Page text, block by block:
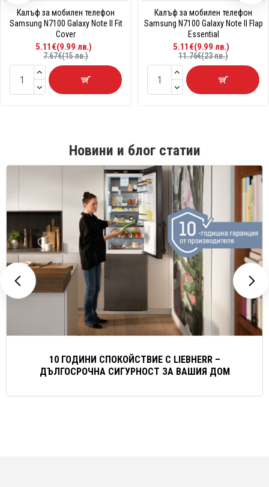
Калъф за мобилен телефон
Samsung N7100 Galaxy Note II Fit
Cover
5.11€(9.99 лв.)
7.67€(15 лв.)
Калъф за мобилен телефон
Samsung N7100 Galaxy Note II Flap
Essential
5.11€(9.99 лв.)
11.76€(23 лв.)
Новини и блог статии
10 ГОДИНИ СПОКОЙСТВИЕ С LIEBHERR –
ДЪЛГОСРОЧНА СИГУРНОСТ ЗА ВАШИЯ ДОМ